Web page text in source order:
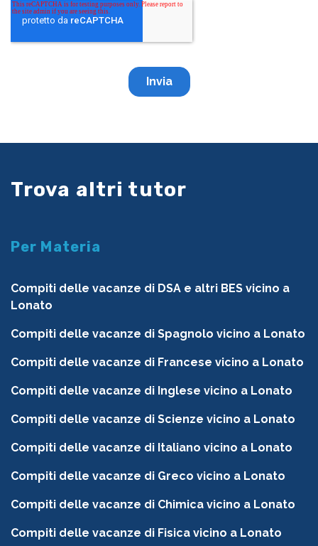
Trova altri tutor
Per Materia
Compiti delle vacanze di DSA e altri BES vicino a
Lonato
Compiti delle vacanze di Spagnolo vicino a Lonato
Compiti delle vacanze di Francese vicino a Lonato
Compiti delle vacanze di Inglese vicino a Lonato
Compiti delle vacanze di Scienze vicino a Lonato
Compiti delle vacanze di Italiano vicino a Lonato
Compiti delle vacanze di Greco vicino a Lonato
Compiti delle vacanze di Chimica vicino a Lonato
Compiti delle vacanze di Fisica vicino a Lonato